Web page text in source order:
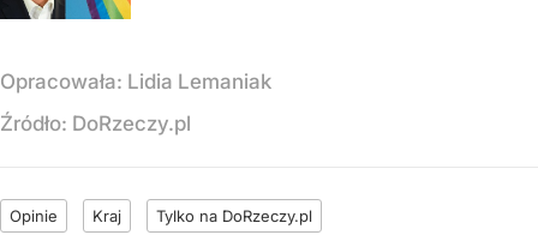
Opracowała: Lidia Lemaniak
Źródło: DoRzeczy.pl
Opinie Kraj Tylko na DoRzeczy.pl